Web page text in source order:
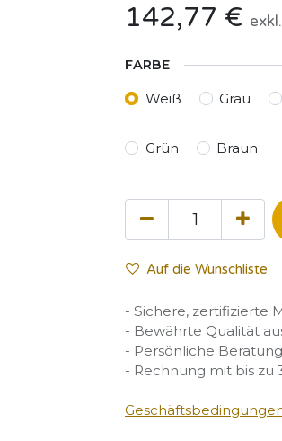
142,77 €
FARBE
Weiß Grau
Grün Braun
Auf die Wunschliste
- Sichere, zertifizierte
- Bewährte Qualität
- Persönliche
- Rechnung mit bis zu